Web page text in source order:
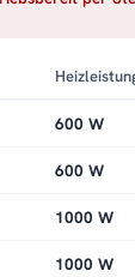
gibt die
elektrisch
600 W
600 W
1000 W
1000 W